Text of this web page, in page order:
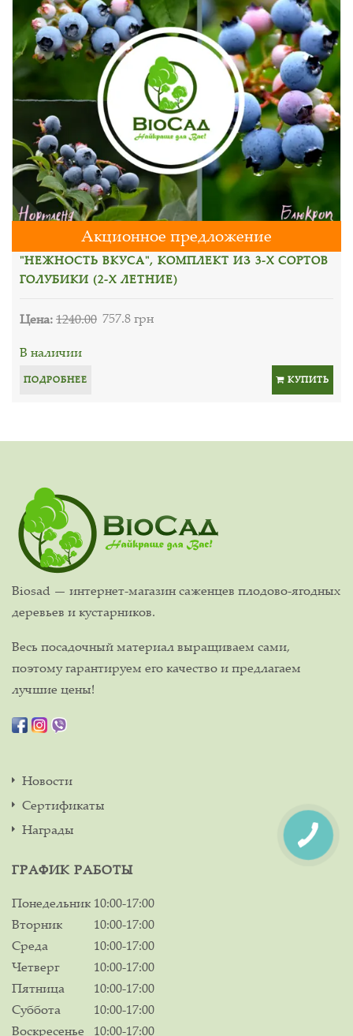
Акционное предложение
"НЕЖНОСТЬ ВКУСА", КОМПЛЕКТ ИЗ 3-Х СОРТОВ
ГОЛУБИКИ (2-Х ЛЕТНИЕ)
Цена:1240.00 757.8 грн
В наличии
ПОДРОБНЕЕ КУПИТЬ
Biosad — интернет-магазин саженцев плодово-ягодных
деревьев и кустарников.
Весь посадочный материал выращиваем сами,
поэтому гарантируем его качество и предлагаем
лучшие цены!
Новости
Сертификаты
Награды
ГРАФИК РАБОТЫ
Понедельник 10:00-17:00
Вторник
10:00-17:00
Среда
10:00-17:00
Четверг
10:00-17:00
Пятница
10:00-17:00
Суббота
10:00-17:00
Воскресенье
10:00-17:00